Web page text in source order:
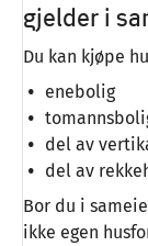
gjelder i
Du kan kjøpe
enebolig
del av
del av
Bor du i
ikke egen